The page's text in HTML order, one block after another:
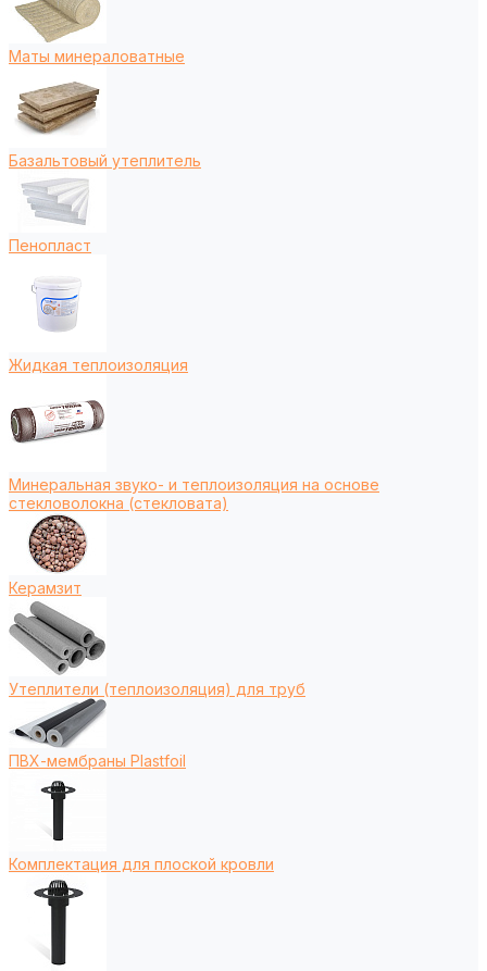
Маты минераловатные
Базальтовый утеплитель
Пенопласт
Жидкая теплоизоляция
Минеральная звуко- и теплоизоляция на основе
стекловолокна (стекловата)
Керамзит
Утеплители (теплоизоляция) для труб
ПВХ-мембраны Plastfoil
Комплектация для плоской кровли